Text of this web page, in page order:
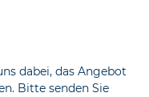
dabei, das Angebot
Bitte senden Sie